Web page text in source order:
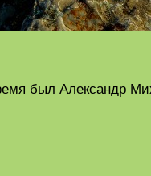
был Александр